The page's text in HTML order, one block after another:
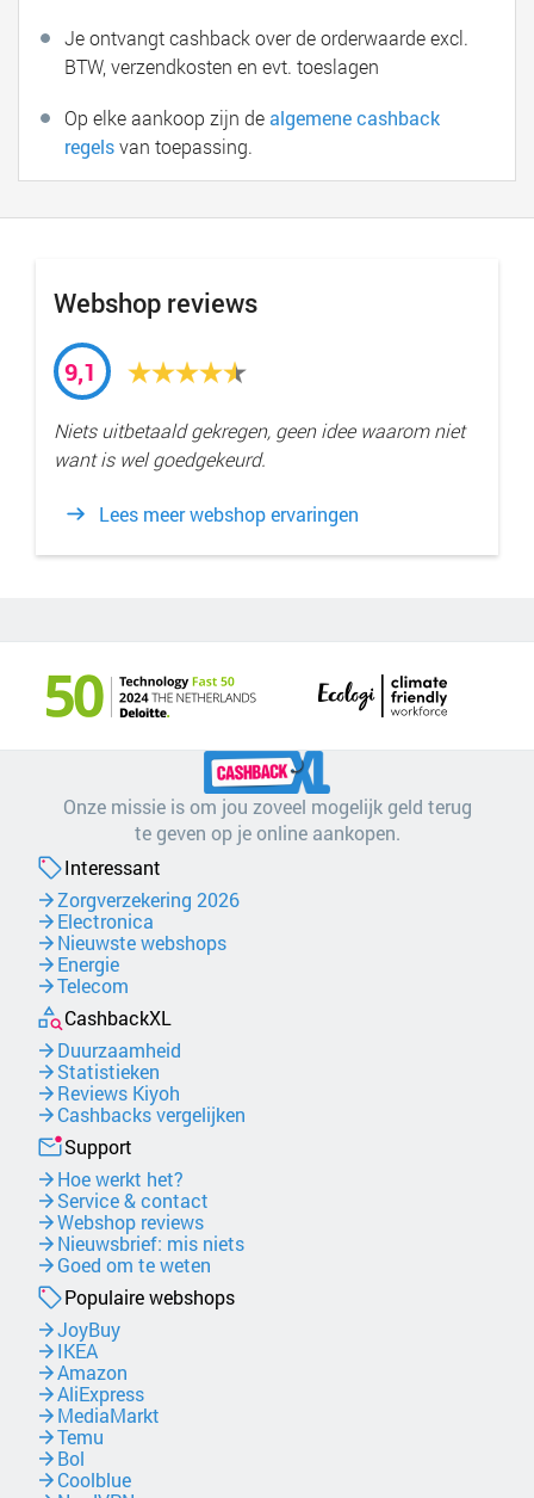
Je ontvangt cashback over de orderwaarde excl.
BTW, verzendkosten en evt. toeslagen
Op elke aankoop zijn dealgemene cashback
regelsvan toepassing.
Webshop reviews
9,1
Niets uitbetaald gekregen, geen idee waarom niet
want is wel goedgekeurd.
Lees meer webshop ervaringen
Onze missie is om jou zoveel mogelijk geld terug
te geven op je online aankopen.
Interessant
Zorgverzekering 2026
Electronica
Nieuwste webshops
Energie
Telecom
CashbackXL
Duurzaamheid
Statistieken
Reviews Kiyoh
Cashbacks vergelijken
Support
Hoe werkt het?
Service & contact
Webshop reviews
Nieuwsbrief: mis niets
Goed om te weten
Populaire webshops
JoyBuy
IKEA
Amazon
AliExpress
MediaMarkt
Temu
Bol
Coolblue